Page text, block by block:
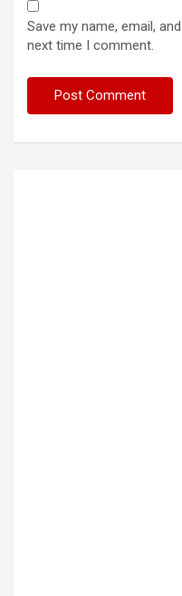
Save my name, email,
next time I comment.